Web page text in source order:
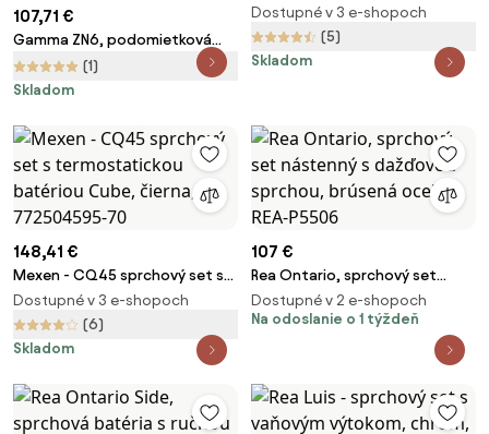
107,71 €
Gamma ZN6, podomietková
sprchová súprava s dažďovou
a ručnou sprchovou hlavicou,
(1)
Skladom
termostatickou batériou
Cube, chrómová, 772504595-
00
Dostupné v 3 e-shopoch
(5)
Skladom
148,41 €
Mexen - CQ45 sprchový set s
termostatickou batériou
Cube, čierna, 772504595-70
Dostupné v 3 e-shopoch
(6)
Skladom
107 €
Rea Ontario, sprchový set
nástenný s dažďovou sprchou,
brúsená oceľ, REA-P5506
Dostupné v 2 e-shopoch
Na odoslanie o 1 týždeň